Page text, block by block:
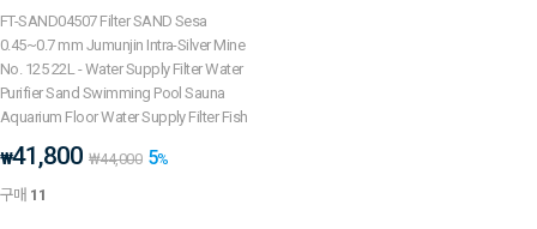
FT-SAND04507 Filter SAND Sesa
0.45~0.7 mm Jumunjin Intra-Silver Mine
No. 125 22L - Water Supply Filter Water
Purifier Sand Swimming Pool Sauna
Aquarium Floor Water Supply Filter Fish
₩41,800 ₩44,000 5%
구매 11